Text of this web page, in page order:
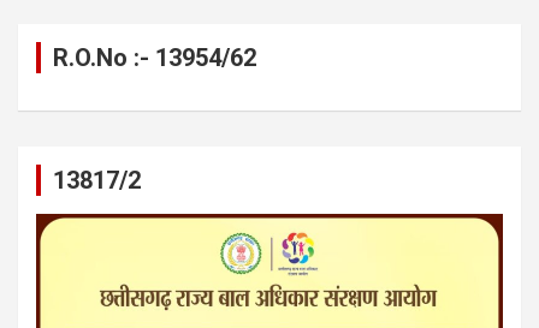
R.O.No :- 13954/62
13817/2